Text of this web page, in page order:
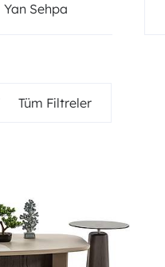
Yan Sehpa
Tüm Filtreler